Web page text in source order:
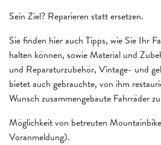
Sein Ziel? Reparieren statt ersetzen.
Sie finden hier auch Tipps, wie Sie Ihr
halten können, sowie Material und
und Reparaturzubehör, Vintage- und
bietet auch gebrauchte, von ihm
Wunsch zusammengebaute Fahrräder
Möglichkeit von betreuten
Voranmeldung).